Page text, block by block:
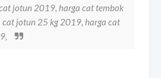
jotun 2019, harga cat tembok
cat jotun 25 kg 2019, harga cat